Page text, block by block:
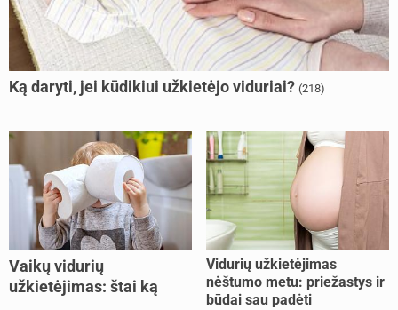
Ką daryti, jei kūdikiui užkietėjo viduriai? (218)
Vaikų vidurių
užkietėjimas: štai ką
Vidurių užkietėjimas
nėštumo metu: priežastys ir
būdai sau padėti